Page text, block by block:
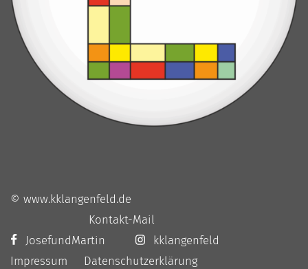
© www.kklangenfeld.de
Kontakt-Mail
JosefundMartin
kklangenfeld
Impressum
Datenschutzerklärung